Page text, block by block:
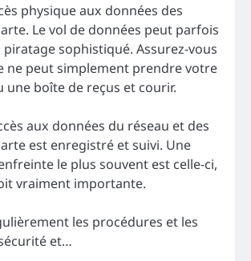
physique aux données des
Le vol de données peut parfois
piratage sophistiqué. Assurez-vous
ne peut simplement prendre votre
une boîte de reçus et courir.
aux données du réseau et des
est enregistré et suivi. Une
le plus souvent est celle-ci,
vraiment importante.
les procédures et les
et…